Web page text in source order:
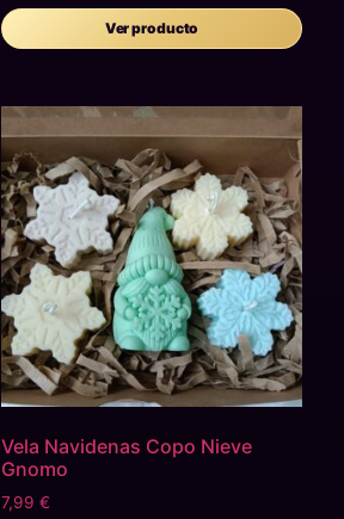
Ver producto
Vela Navidenas Copo Nieve
Gnomo
7,99€